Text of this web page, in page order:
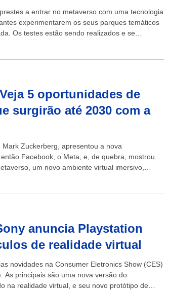
a entrar no metaverso com uma tecnologia
experimentarem os seus parques temáticos
Os testes estão sendo realizados e se
5 oportunidades de
surgirão até 2030 com a
Zuckerberg, apresentou a nova
Facebook, o Meta, e, de quebra, mostrou
um novo ambiente virtual imersivo,
anuncia Playstation
de realidade virtual
novidades na Consumer Eletronics Show (CES)
As principais são uma nova versão do
na realidade virtual, e seu novo protótipo de